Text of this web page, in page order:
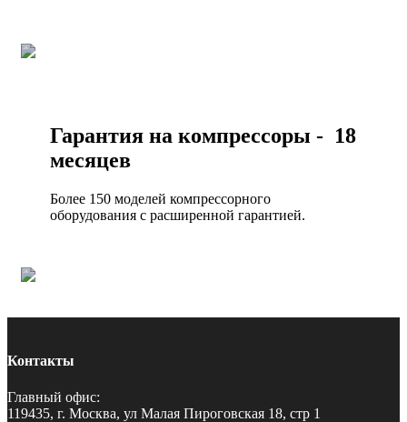
Гарантия на компрессоры - 18
месяцев
Более 150 моделей компрессорного
оборудования с расширенной гарантией.
Контакты
Главный офис:
119435, г. Москва, ул Малая Пироговская 18, стр 1